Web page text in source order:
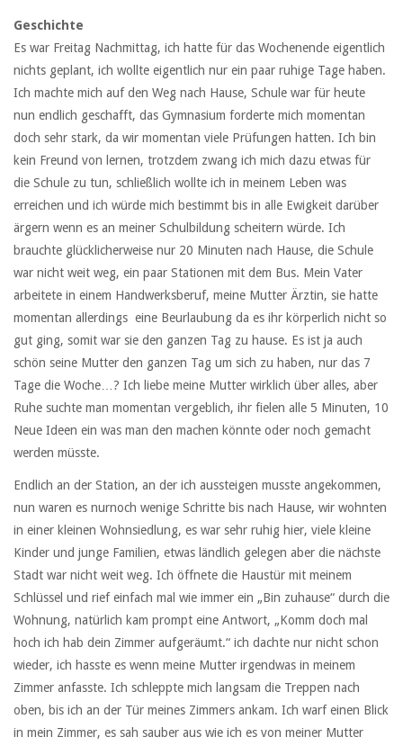
Geschichte
Es war Freitag Nachmittag, ich hatte für das Wochenende eigentlich
nichts geplant, ich wollte eigentlich nur ein paar ruhige Tage haben.
Ich machte mich auf den Weg nach Hause, Schule war für heute
nun endlich geschafft, das Gymnasium forderte mich momentan
doch sehr stark, da wir momentan viele Prüfungen hatten. Ich bin
kein Freund von lernen, trotzdem zwang ich mich dazu etwas für
die Schule zu tun, schließlich wollte ich in meinem Leben was
erreichen und ich würde mich bestimmt bis in alle Ewigkeit darüber
ärgern wenn es an meiner Schulbildung scheitern würde. Ich
brauchte glücklicherweise nur 20 Minuten nach Hause, die Schule
war nicht weit weg, ein paar Stationen mit dem Bus. Mein Vater
arbeitete in einem Handwerksberuf, meine Mutter Ärztin, sie hatte
momentan allerdings eine Beurlaubung da es ihr körperlich nicht so
gut ging, somit war sie den ganzen Tag zu hause. Es ist ja auch
schön seine Mutter den ganzen Tag um sich zu haben, nur das 7
Tage die Woche…? Ich liebe meine Mutter wirklich über alles, aber
Ruhe suchte man momentan vergeblich, ihr fielen alle 5 Minuten, 10
Neue Ideen ein was man den machen könnte oder noch gemacht
werden müsste.
Endlich an der Station, an der ich aussteigen musste angekommen,
nun waren es nurnoch wenige Schritte bis nach Hause, wir wohnten
in einer kleinen Wohnsiedlung, es war sehr ruhig hier, viele kleine
Kinder und junge Familien, etwas ländlich gelegen aber die nächste
Stadt war nicht weit weg. Ich öffnete die Haustür mit meinem
Schlüssel und rief einfach mal wie immer ein „Bin zuhause“ durch die
Wohnung, natürlich kam prompt eine Antwort, „Komm doch mal
hoch ich hab dein Zimmer aufgeräumt.“ ich dachte nur nicht schon
wieder, ich hasste es wenn meine Mutter irgendwas in meinem
Zimmer anfasste. Ich schleppte mich langsam die Treppen nach
oben, bis ich an der Tür meines Zimmers ankam. Ich warf einen Blick
in mein Zimmer, es sah sauber aus wie ich es von meiner Mutter